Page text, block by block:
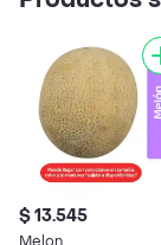
$ 13.545